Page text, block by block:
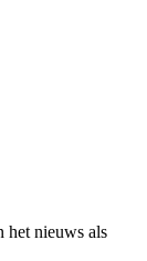
het nieuws als